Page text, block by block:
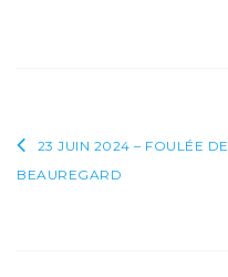
Navigation
de
23 JUIN 2024 – FOULÉE DE
BEAUREGARD